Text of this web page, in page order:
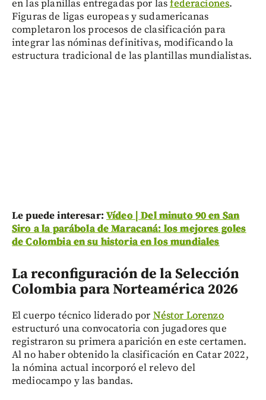
en las planillas entregadas por lasfederaciones.
Figuras de ligas europeas y sudamericanas
completaron los procesos de clasificación para
integrar las nóminas definitivas, modificando la
estructura tradicional de las plantillas mundialistas.
Le puede interesar: Vídeo | Del minuto 90 en San
Siro a la parábola de Maracaná: los mejores goles
de Colombia en su historia en los mundiales
La reconfiguración de la Selección
Colombia para Norteamérica 2026
El cuerpo técnico liderado por Néstor Lorenzo
estructuró una convocatoria con jugadores que
registraron su primera aparición en este certamen.
Al no haber obtenido la clasificación en Catar 2022,
la nómina actual incorporó el relevo del
mediocampo y las bandas.